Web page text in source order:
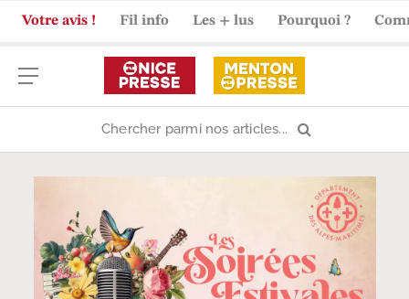
Votre avis ! Fil info Les + lus Pourquoi ?